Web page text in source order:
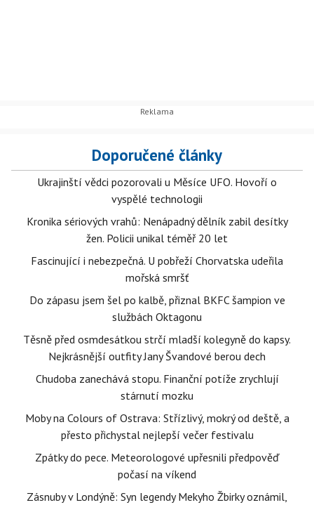
Doporučené články
Ukrajinští vědci pozorovali u Měsíce UFO. Hovoří o
vyspělé technologii
Kronika sériových vrahů: Nenápadný dělník zabil desítky
žen. Policii unikal téměř 20 let
Fascinující i nebezpečná. U pobřeží Chorvatska udeřila
mořská smršť
Do zápasu jsem šel po kalbě, přiznal BKFC šampion ve
službách Oktagonu
Těsně před osmdesátkou strčí mladší kolegyně do kapsy.
Nejkrásnější outfity Jany Švandové berou dech
Chudoba zanechává stopu. Finanční potíže zrychlují
stárnutí mozku
Moby na Colours of Ostrava: Střízlivý, mokrý od deště, a
přesto přichystal nejlepší večer festivalu
Zpátky do pece. Meteorologové upřesnili předpověď
počasí na víkend
Zásnuby v Londýně: Syn legendy Mekyho Žbirky oznámil,